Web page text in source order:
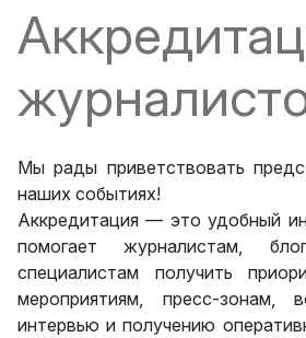
Мы рады приветствовать
наших событиях!
Аккредитация — это удобный
помогает журналистам,
специалистам получить
мероприятиям, пресс-зонам,
интервью и получению